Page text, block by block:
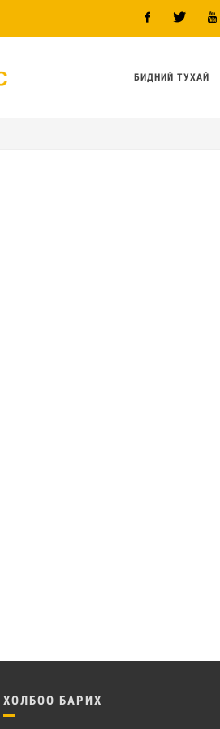
БИДНИЙ ТУХАЙ
ХОЛБОО БАРИХ